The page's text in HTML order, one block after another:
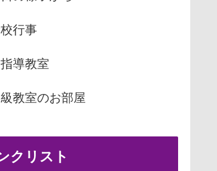
行事
導教室
教室のお部屋
クリスト